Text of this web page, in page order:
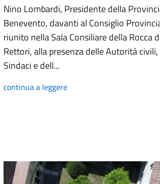
Nino Lombardi, Presidente della
Benevento, davanti al Consiglio
riunito nella Sala Consiliare della Rocca
Rettori, alla presenza delle Autorità civili,
Sindaci e dell...
continua a leggere